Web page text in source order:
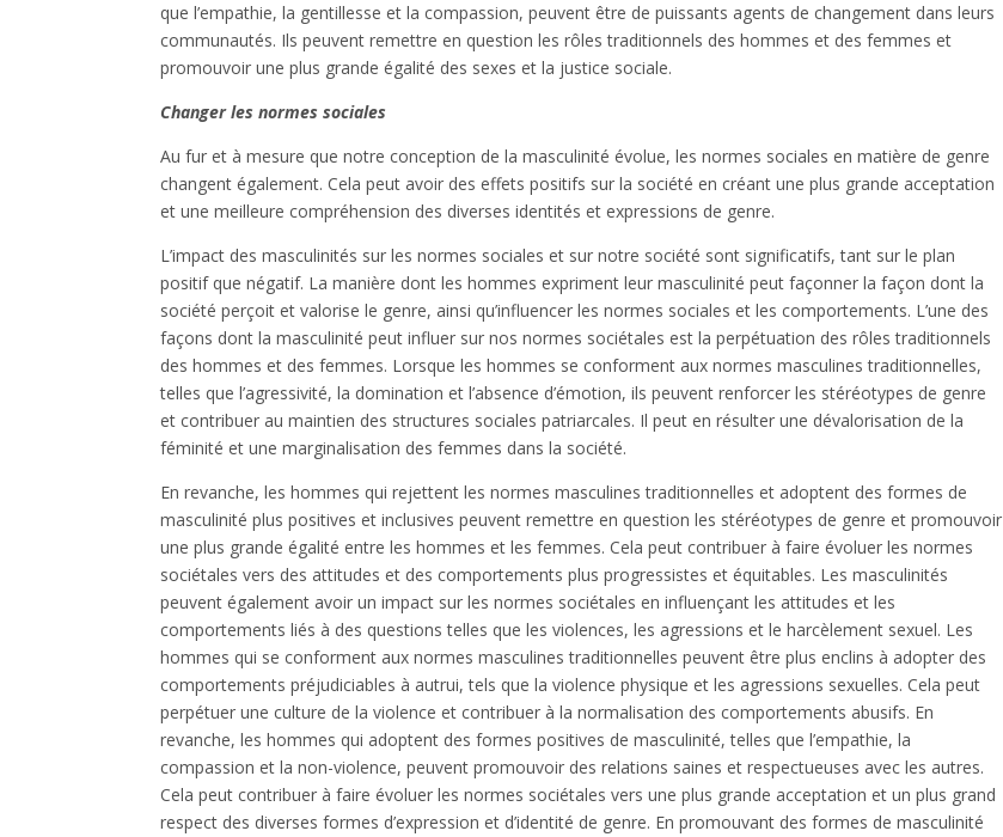
que l’empathie, la gentillesse et la compassion, peuvent être de puissants agents de changement dans leurs
communautés. Ils peuvent remettre en question les rôles traditionnels des hommes et des femmes et
promouvoir une plus grande égalité des sexes et la justice sociale.
Changer les normes sociales
Au fur et à mesure que notre conception de la masculinité évolue, les normes sociales en matière de genre
changent également. Cela peut avoir des effets positifs sur la société en créant une plus grande acceptation
et une meilleure compréhension des diverses identités et expressions de genre.
L’impact des masculinités sur les normes sociales et sur notre société sont significatifs, tant sur le plan
positif que négatif. La manière dont les hommes expriment leur masculinité peut façonner la façon dont la
société perçoit et valorise le genre, ainsi qu’influencer les normes sociales et les comportements. L’une des
façons dont la masculinité peut influer sur nos normes sociétales est la perpétuation des rôles traditionnels
des hommes et des femmes. Lorsque les hommes se conforment aux normes masculines traditionnelles,
telles que l’agressivité, la domination et l’absence d’émotion, ils peuvent renforcer les stéréotypes de genre
et contribuer au maintien des structures sociales patriarcales. Il peut en résulter une dévalorisation de la
féminité et une marginalisation des femmes dans la société.
En revanche, les hommes qui rejettent les normes masculines traditionnelles et adoptent des formes de
masculinité plus positives et inclusives peuvent remettre en question les stéréotypes de genre et promouvoir
une plus grande égalité entre les hommes et les femmes. Cela peut contribuer à faire évoluer les normes
sociétales vers des attitudes et des comportements plus progressistes et équitables. Les masculinités
peuvent également avoir un impact sur les normes sociétales en influençant les attitudes et les
comportements liés à des questions telles que les violences, les agressions et le harcèlement sexuel. Les
hommes qui se conforment aux normes masculines traditionnelles peuvent être plus enclins à adopter des
comportements préjudiciables à autrui, tels que la violence physique et les agressions sexuelles. Cela peut
perpétuer une culture de la violence et contribuer à la normalisation des comportements abusifs. En
revanche, les hommes qui adoptent des formes positives de masculinité, telles que l’empathie, la
compassion et la non-violence, peuvent promouvoir des relations saines et respectueuses avec les autres.
Cela peut contribuer à faire évoluer les normes sociétales vers une plus grande acceptation et un plus grand
respect des diverses formes d’expression et d’identité de genre. En promouvant des formes de masculinité